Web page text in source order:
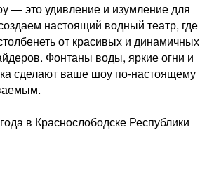
— это удивление и изумление для
настоящий водный театр, где
от красивых и динамичных
Фонтаны воды, яркие огни и
сделают ваше шоу по-настоящему
в Краснослободске Республики